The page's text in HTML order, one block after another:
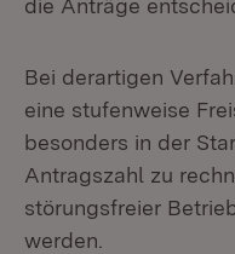
die Anträge
Bei derartigen
eine stufenweise
besonders in der
Antragszahl zu
störungsfreier
werden.